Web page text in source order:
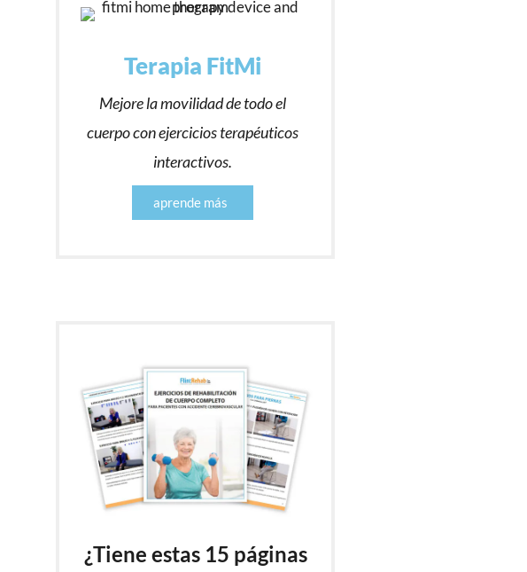
Terapia FitMi
Mejore la movilidad de todo el
cuerpo con ejercicios terapéuticos
interactivos.
aprende más
¿Tiene estas 15 páginas